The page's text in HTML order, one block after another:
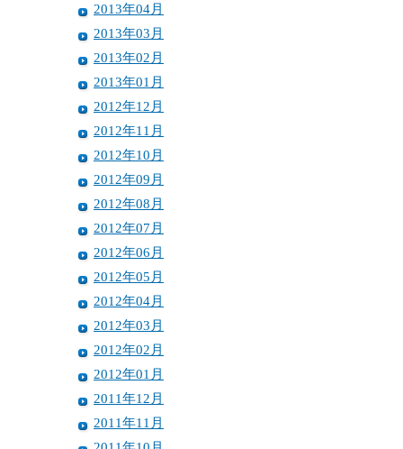
2013年04月
2013年03月
2013年02月
2013年01月
2012年12月
2012年11月
2012年10月
2012年09月
2012年08月
2012年07月
2012年06月
2012年05月
2012年04月
2012年03月
2012年02月
2012年01月
2011年12月
2011年11月